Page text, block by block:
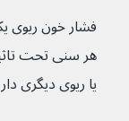
هر سنی تحت
یا ریوی دیگری دارند